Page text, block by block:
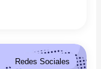
Redes Sociales